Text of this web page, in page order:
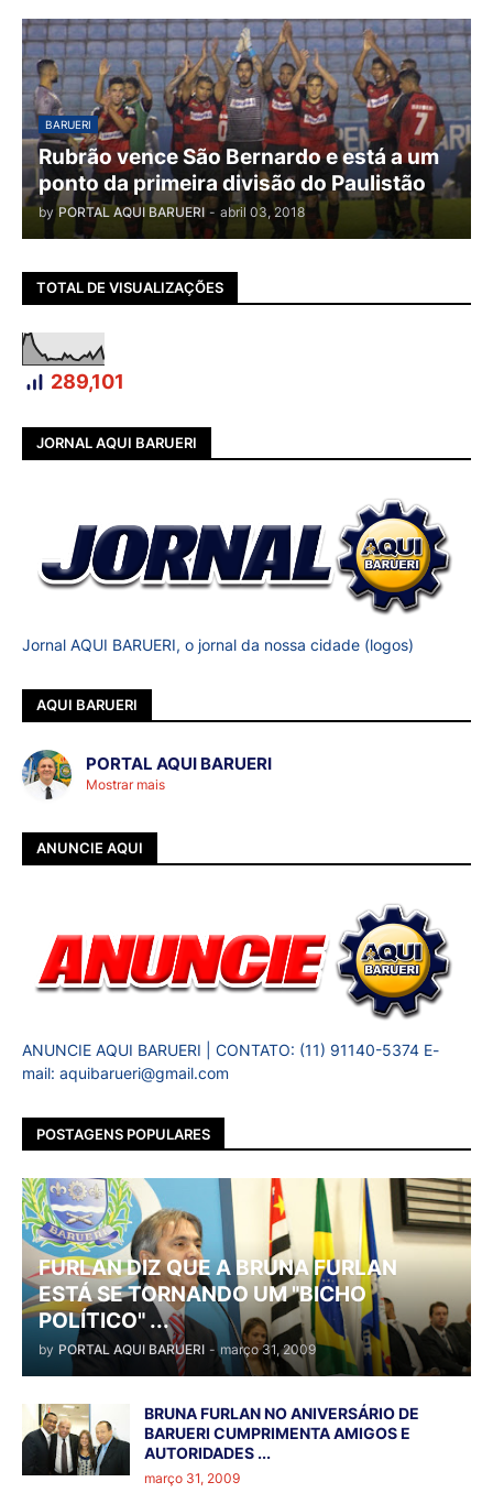
BARUERI
Rubrão vence São Bernardo e está a um
ponto da primeira divisão do Paulistão
by PORTAL AQUI BARUERI - abril 03, 2018
TOTAL DE VISUALIZAÇÕES
289,101
JORNAL AQUI BARUERI
Jornal AQUI BARUERI, o jornal da nossa cidade (logos)
AQUI BARUERI
PORTAL AQUI BARUERI
Mostrar mais
ANUNCIE AQUI
ANUNCIE AQUI BARUERI | CONTATO: (11) 91140-5374 E-
mail: aquibarueri@gmail.com
POSTAGENS POPULARES
FURLAN DIZ QUE A BRUNA FURLAN
ESTÁ SE TORNANDO UM "BICHO
POLÍTICO" ...
by PORTAL AQUI BARUERI - março 31, 2009
BRUNA FURLAN NO ANIVERSÁRIO DE
BARUERI CUMPRIMENTA AMIGOS E
AUTORIDADES ...
março 31, 2009